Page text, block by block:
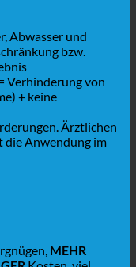
Abwasser und
bzw.
Verhinderung von
+ keine
Ärztlichen
die Anwendung im
MEHR